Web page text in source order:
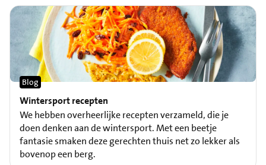
Wintersport recepten
Blog
We hebben overheerlijke recepten verzameld, die je
doen denken aan de wintersport. Met een beetje
fantasie smaken deze gerechten thuis net zo lekker als
bovenop een berg.